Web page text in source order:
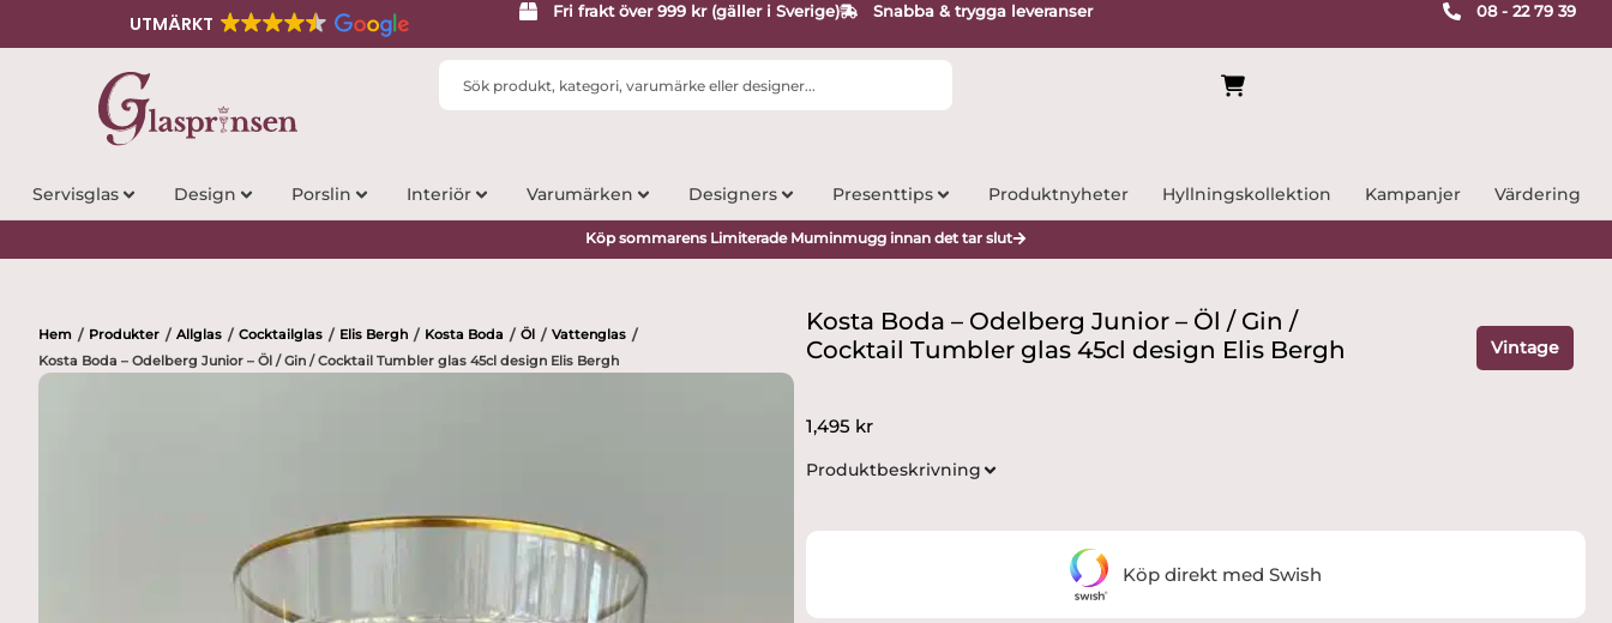
UTMÄRKT
Fri frakt över 999 kr (gäller i Sverige) Snabba & trygga leveranser 08 - 22 79 39
Search
Servisglas Design Porslin Interiör Varumärken Designers Presenttips Produktnyheter Hyllningskollektion Kampanjer Värdering
Köp sommarens Limiterade Muminmugg innan det tar slut
Hem / Produkter / Allglas / Cocktailglas / Elis Bergh / Kosta Boda / Öl / Vattenglas /
Kosta Boda – Odelberg Junior – Öl / Gin / Cocktail Tumbler glas 45cl design Elis Bergh
Kosta Boda – Odelberg Junior – Öl / Gin /
Cocktail Tumbler glas 45cl design Elis Bergh
Vintage
1,495 kr
Produktbeskrivning
Köp direkt med Swish